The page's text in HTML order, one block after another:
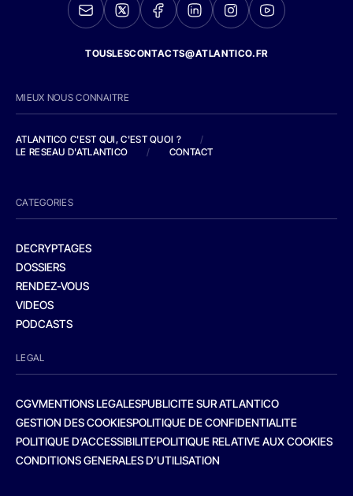
TOUSLESCONTACTS@ATLANTICO.FR
MIEUX NOUS CONNAITRE
ATLANTICO C'EST QUI, C'EST QUOI ?
/
LE RESEAU D'ATLANTICO
/ CONTACT
CATEGORIES
DECRYPTAGES
DOSSIERS
RENDEZ-VOUS
VIDEOS
PODCASTS
LEGAL
CGVMENTIONS LEGALESPUBLICITE SUR ATLANTICO
GESTION DES COOKIESPOLITIQUE DE CONFIDENTIALITE
POLITIQUE D’ACCESSIBILITEPOLITIQUE RELATIVE AUX COOKIES
CONDITIONS GENERALES D’UTILISATION